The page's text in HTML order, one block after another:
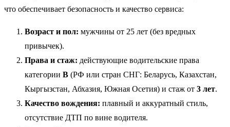
что обеспечивает безопасность и качество сервиса:
Возраст и пол: мужчины от 25 лет (без вредных
привычек).
Права и стаж: действующие водительские права
категории В (РФ или стран СНГ: Беларусь, Казахстан,
Кыргызстан, Абхазия, Южная Осетия) и стаж от 3 лет.
Качество вождения: плавный и аккуратный стиль,
отсутствие ДТП по вине водителя.